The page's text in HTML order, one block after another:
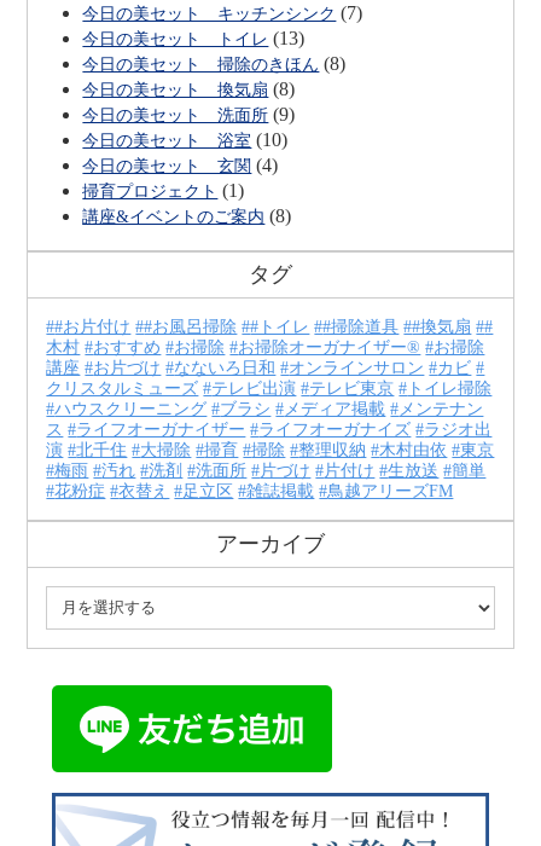
今日の美セット キッチンシンク (7)
今日の美セット トイレ (13)
今日の美セット 掃除のきほん (8)
今日の美セット 換気扇 (8)
今日の美セット 洗面所 (9)
今日の美セット 浴室 (10)
今日の美セット 玄関 (4)
掃育プロジェクト (1)
講座&イベントのご案内 (8)
タグ
#お片付け #お風呂掃除 #トイレ #掃除道具 #換気扇
#
木村
おすすめ お掃除 お掃除オーガナイザー®
お掃除
講座
お片づけ なないろ日和 オンラインサロン
カビ
クリスタルミューズ
テレビ出演 テレビ東京
トイレ掃除
ハウスクリーニング
ブラシ メディア掲載
メンテナン
ス
ライフオーガナイザー ライフオーガナイズ
ラジオ出
演
北千住 大掃除 掃育 掃除 整理収納 木村由依
東京
梅雨
汚れ 洗剤 洗面所 片づけ 片付け 生放送
簡単
花粉症
衣替え 足立区 雑誌掲載 鳥越アリーズFM
アーカイブ